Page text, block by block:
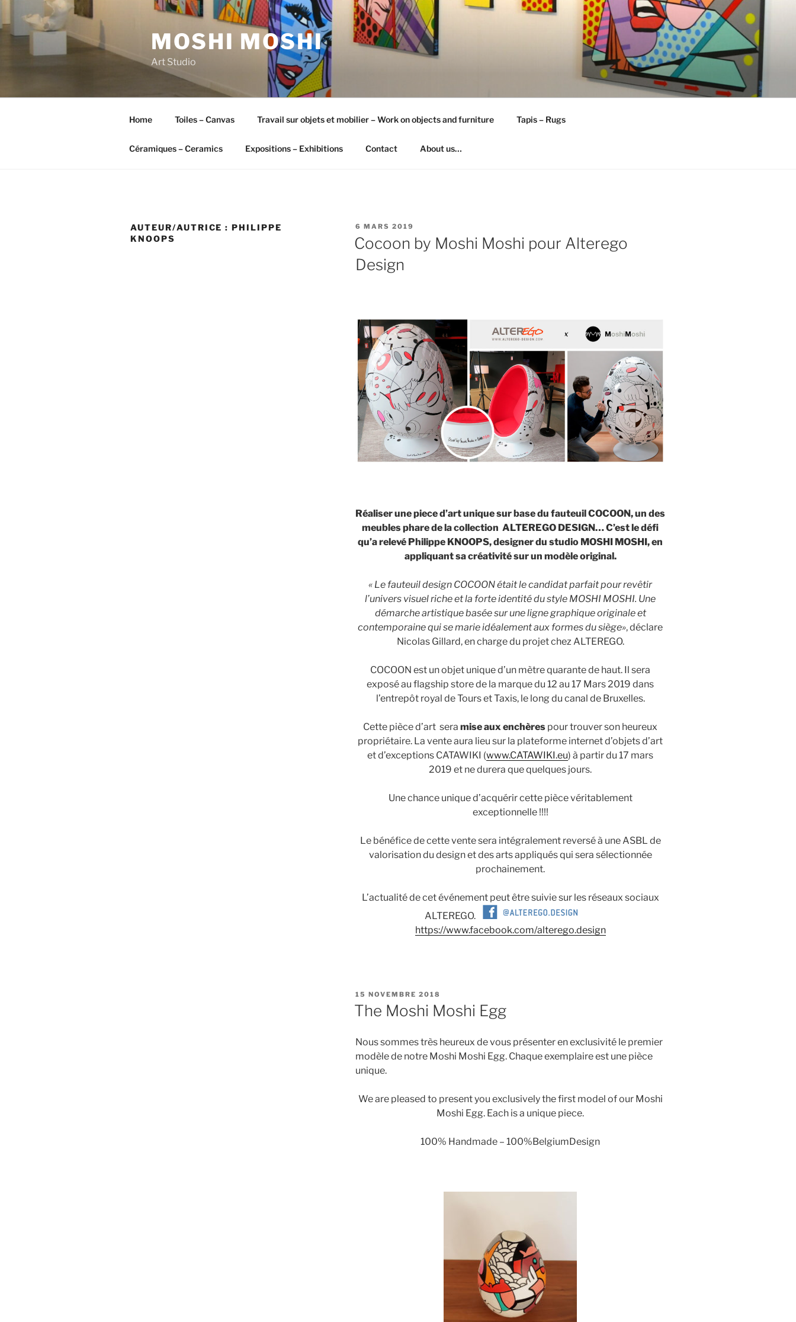
contenu
MOSHI MOSHI
Art Studio
Home Toiles – Canvas Travail sur objets et mobilier – Work on objects and furniture Tapis – Rugs
Céramiques – Ceramics Expositions – Exhibitions Contact About us…
AUTEUR/AUTRICE :PHILIPPE
KNOOPS
PUBLIÉ
LE
6 MARS 2019
Cocoon by Moshi Moshi pour Alterego
Design
Réaliser une piece d’art unique sur base du fauteuil COCOON, un des
meubles phare de la collection ALTEREGO DESIGN… C’est le défi
qu’a relevé Philippe KNOOPS, designer du studio MOSHI MOSHI, en
appliquant sa créativité sur un modèle original.
« Le fauteuil design COCOON était le candidat parfait pour revêtir
l’univers visuel riche et la forte identité du style MOSHI MOSHI. Une
démarche artistique basée sur une ligne graphique originale et
contemporaine qui se marie idéalement aux formes du siège», déclare
Nicolas Gillard, en charge du projet chez ALTEREGO.
COCOON est un objet unique d’un mètre quarante de haut. Il sera
exposé au flagship store de la marque du 12 au 17 Mars 2019 dans
l’entrepôt royal de Tours et Taxis, le long du canal de Bruxelles.
Cette pièce d’art seramise aux enchères pour trouver son heureux
propriétaire. La vente aura lieu sur la plateforme internet d’objets d’art
et d’exceptions CATAWIKI (www.CATAWIKI.eu) à partir du 17 mars
2019 et ne durera que quelques jours.
Une chance unique d’acquérir cette pièce véritablement
exceptionnelle !!!!
Le bénéfice de cette vente sera intégralement reversé à une ASBL de
valorisation du design et des arts appliqués qui sera sélectionnée
prochainement.
L’actualité de cet événement peut être suivie sur les réseaux sociaux
ALTEREGO.
https://www.facebook.com/alterego.design
PUBLIÉ
LE
15 NOVEMBRE 2018
The Moshi Moshi Egg
Nous sommes très heureux de vous présenter en exclusivité le premier
modèle de notre Moshi Moshi Egg. Chaque exemplaire est une pièce
unique.
We are pleased to present you exclusively the first model of our Moshi
Moshi Egg. Each is a unique piece.
100% Handmade – 100%BelgiumDesign